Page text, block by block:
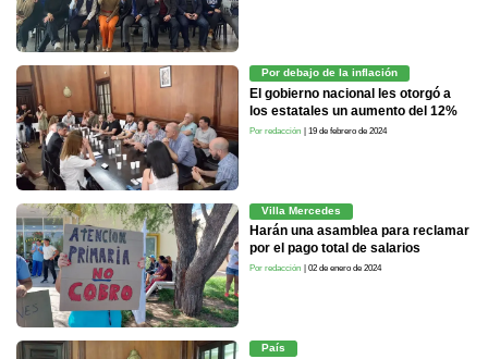
Por debajo de la inflación
El gobierno nacional les otorgó a
los estatales un aumento del 12%
Por redacción | 19 de febrero de 2024
Villa Mercedes
Harán una asamblea para reclamar
por el pago total de salarios
Por redacción | 02 de enero de 2024
País